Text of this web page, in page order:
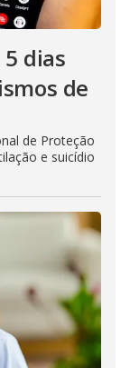
dias
de
de Proteção
e suicídio